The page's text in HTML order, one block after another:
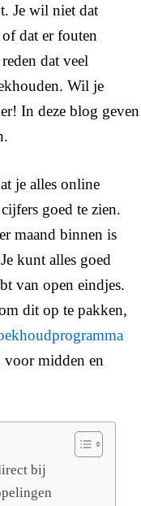
Je wil niet dat
dat er fouten
dat veel
Wil je
In deze blog geven
je alles online
goed te zien.
maand binnen is
kunt alles goed
van open eindjes.
dit op te pakken,
voor midden en
bij